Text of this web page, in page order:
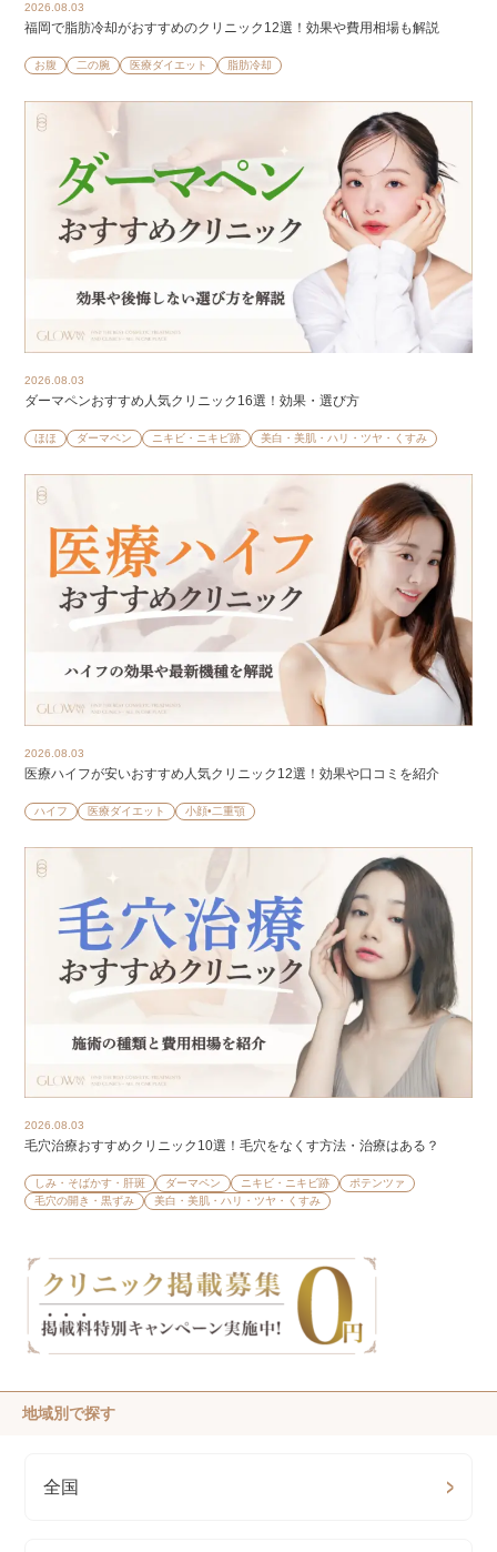
2026.08.03
福岡で脂肪冷却がおすすめのクリニック12選！効果や費用相場も解説
お腹 二の腕 医療ダイエット 脂肪冷却
2026.08.03
ダーマペンおすすめ人気クリニック16選！効果・選び方
ほほ ダーマペン ニキビ・ニキビ跡 美白・美肌・ハリ・ツヤ・くすみ
2026.08.03
医療ハイフが安いおすすめ人気クリニック12選！効果や口コミを紹介
ハイフ 医療ダイエット 小顔•二重顎
2026.08.03
毛穴治療おすすめクリニック10選！毛穴をなくす方法・治療はある？
しみ・そばかす・肝斑 ダーマペン ニキビ・ニキビ跡
ポテンツァ
毛穴の開き・黒ずみ
美白・美肌・ハリ・ツヤ・くすみ
地域別で探す
全国